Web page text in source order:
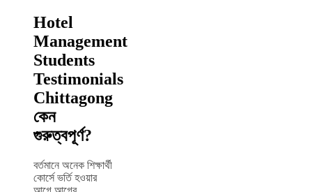
Hotel
Management
Students
Testimonials
Chittagong
কেন
গুরুত্বপূর্ণ?
বর্তমানে অনেক শিক্ষার্থী
কোর্সে ভর্তি হওয়ার